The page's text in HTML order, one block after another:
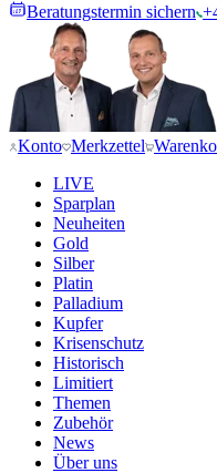
Beratungstermin sichern
Konto Merkzettel
LIVE
Sparplan
Neuheiten
Gold
Silber
Platin
Palladium
Kupfer
Krisenschutz
Historisch
Limitiert
Themen
Zubehör
News
Über uns